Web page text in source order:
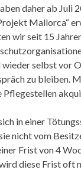
daher ab Juli
Mallorca“
wir seit 15
wieder selbst vor
zu bleiben.
Pflegestellen
in einer
nicht vom
Frist von 4
diese Frist oft